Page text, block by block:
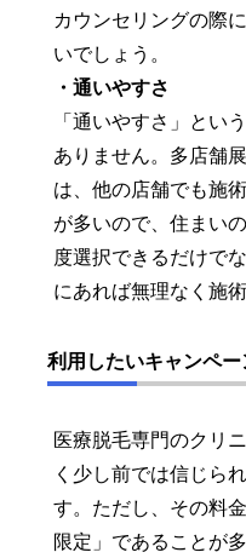
カウンセリングの際
いでしょう。
・通いやすさ
「通いやすさ」とい
ありません。多店舗
は、他の店舗でも施
が多いので、住まい
度選択できるだけで
にあれば無理なく施
利用したいキャンペー
医療脱毛専門のクリ
く少し前では信じら
す。ただし、その料
限定」であることが